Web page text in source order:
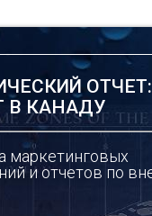
ОТЧЕТ:
В КАНАДУ
маркетинговых
и отчетов по